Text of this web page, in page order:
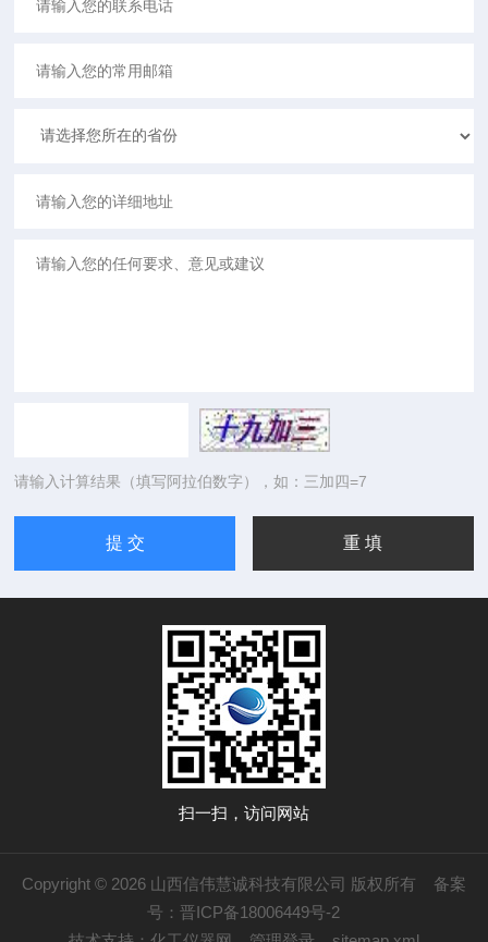
请输入计算结果（填写阿拉伯数字），如：三加四=7
扫一扫，访问网站
Copyright © 2026 山西信伟慧诚科技有限公司 版权所有 备案
号：晋ICP备18006449号-2